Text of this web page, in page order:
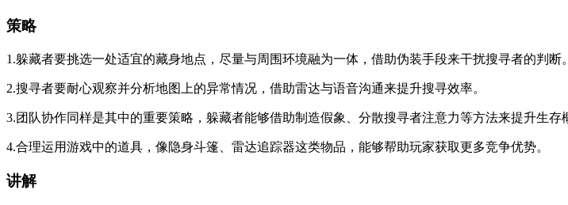
策略
1.躲藏者要挑选一处适宜的藏身地点，尽量与周围环境融为一体，借助伪装手段来干扰搜寻者的判断。
2.搜寻者要耐心观察并分析地图上的异常情况，借助雷达与语音沟通来提升搜寻效率。
3.团队协作同样是其中的重要策略，躲藏者能够借助制造假象、分散搜寻者注意力等方法来提升生
4.合理运用游戏中的道具，像隐身斗篷、雷达追踪器这类物品，能够帮助玩家获取更多竞争优势。
讲解